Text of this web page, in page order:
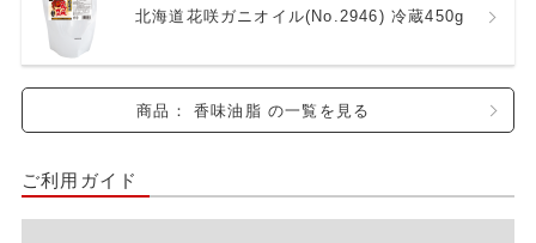
北海道花咲ガニオイル(No.2946) 冷蔵450g
商品： 香味油脂 の一覧を見る
ご利用ガイド